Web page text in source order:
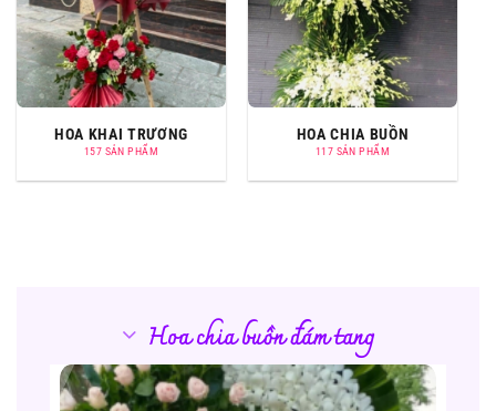
HOA KHAI TRƯƠNG
157 SẢN PHẨM
HOA CHIA BUỒN
117 SẢN PHẨM
Hoa chia buồn đám tang